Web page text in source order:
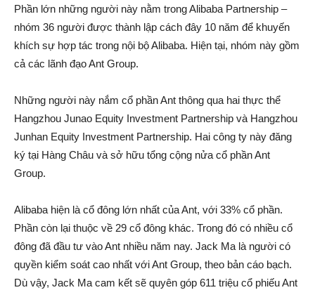
Phần lớn những người này nằm trong Alibaba Partnership –
nhóm 36 người được thành lập cách đây 10 năm để khuyến
khích sự hợp tác trong nội bộ Alibaba. Hiện tại, nhóm này gồm
cả các lãnh đạo Ant Group.
Những người này nắm cổ phần Ant thông qua hai thực thể
Hangzhou Junao Equity Investment Partnership và Hangzhou
Junhan Equity Investment Partnership. Hai công ty này đăng
ký tại Hàng Châu và sở hữu tổng cộng nửa cổ phần Ant
Group.
Alibaba hiện là cổ đông lớn nhất của Ant, với 33% cổ phần.
Phần còn lại thuộc về 29 cổ đông khác. Trong đó có nhiều cổ
đông đã đầu tư vào Ant nhiều năm nay. Jack Ma là người có
quyền kiểm soát cao nhất với Ant Group, theo bản cáo bạch.
Dù vậy, Jack Ma cam kết sẽ quyên góp 611 triệu cổ phiếu Ant